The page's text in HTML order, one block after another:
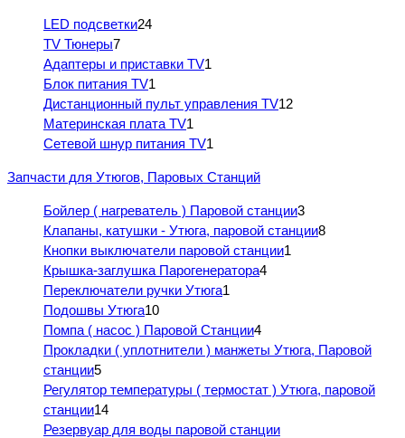
LED подсветки24
TV Тюнеры7
Адаптеры и приставки TV1
Блок питания TV1
Дистанционный пульт управления TV12
Материнская плата TV1
Сетевой шнур питания TV1
Запчасти для Утюгов, Паровых Станций
Бойлер ( нагреватель ) Паровой станции3
Клапаны, катушки - Утюга, паровой станции8
Кнопки выключатели паровой станции1
Крышка-заглушка Парогенератора4
Переключатели ручки Утюга1
Подошвы Утюга10
Помпа ( насос ) Паровой Станции4
Прокладки ( уплотнители ) манжеты Утюга, Паровой
станции5
Регулятор температуры ( термостат ) Утюга, паровой
станции14
Резервуар для воды паровой станции